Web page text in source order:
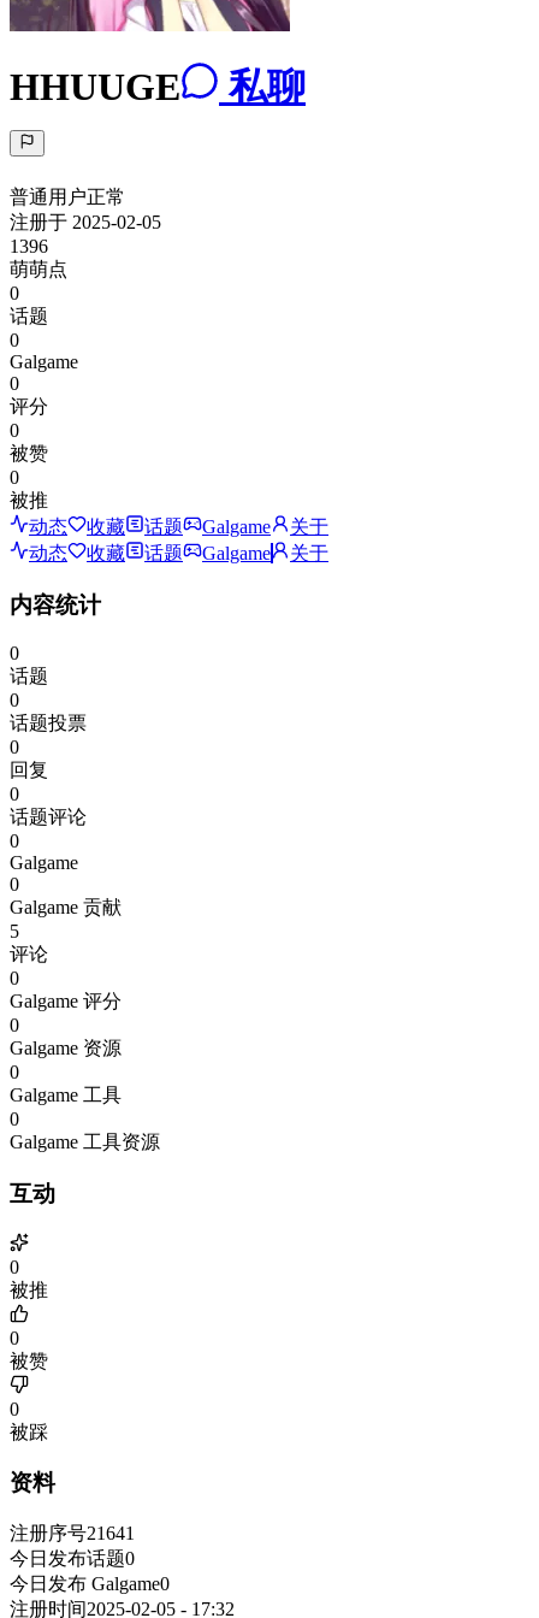
HHUUGE 私聊
普通用户正常
注册于 2025-02-05
1396
萌萌点
0
话题
0
Galgame
0
评分
0
被赞
0
被推
动态
收藏 话题 Galgame
关于
动态
收藏 话题 Galgame 关于
内容统计
0
话题
0
话题投票
0
回复
0
话题评论
0
Galgame
0
Galgame 贡献
5
评论
0
Galgame 评分
0
Galgame 资源
0
Galgame 工具
0
Galgame 工具资源
互动
0
被推
0
被赞
0
被踩
资料
注册序号21641
今日发布话题0
今日发布 Galgame0
注册时间2025-02-05 - 17:32